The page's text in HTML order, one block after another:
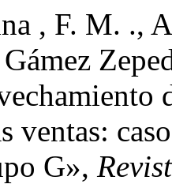
, F. M. .,
ventas:
G»,